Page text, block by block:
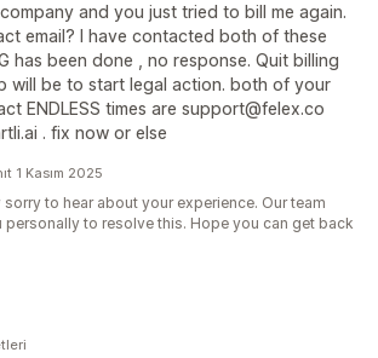
and you just tried to bill me again.
email? I have contacted both of these
has been done , no response. Quit billing
will be to start legal action. both of your
ENDLESS times are support@felex.co
. fix now or else
1 Kasım 2025
sorry to hear about your experience. Our team
personally to resolve this. Hope you can get back